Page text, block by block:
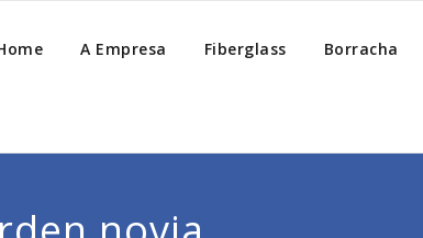
A Empresa Fiberglass Borracha